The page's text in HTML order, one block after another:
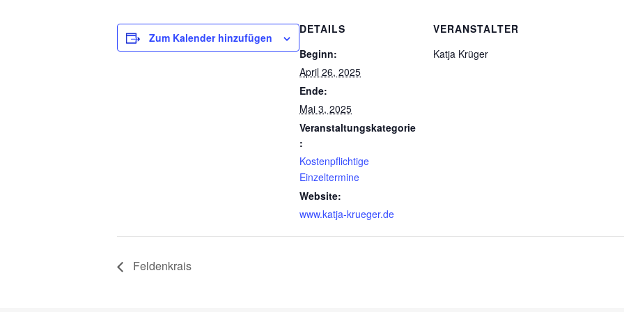
Zum Kalender hinzufügen
DETAILS
Beginn:
April 26, 2025
Ende:
Mai 3, 2025
Veranstaltungskategorie
:
Kostenpflichtige
Einzeltermine
Website:
www.katja-krueger.de
VERANSTALTER
Katja Krüger
Feldenkrais